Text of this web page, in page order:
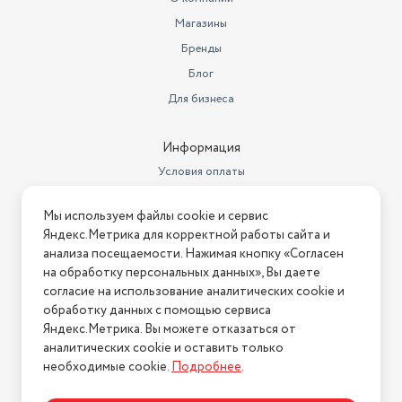
Магазины
Бренды
Блог
Для бизнеса
Информация
Условия оплаты
Условия возврата
Нашли ошибку на сайте? Напишите нам
2026 © Интернет-магазин "АстМаркет". У нас есть всё!
Политика конфиденциальности
Мы используем файлы cookie и сервис
Яндекс.Метрика для корректной работы сайта и
анализа посещаемости. Нажимая кнопку «Согласен
на обработку персональных данных», Вы даете
согласие на использование аналитических cookie и
обработку данных с помощью сервиса
Яндекс.Метрика. Вы можете отказаться от
аналитических cookie и оставить только
необходимые cookie.Подробнее.